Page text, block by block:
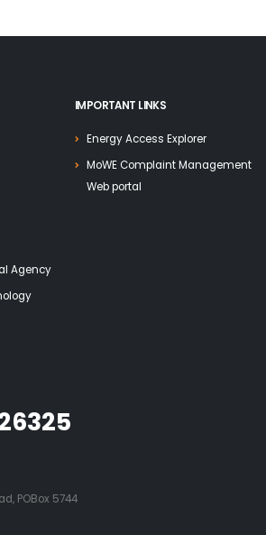
IMPORTANT LINKS
Energy Access Explorer
MoWE Complaint Management
Web portal
Agency
POBox 5744